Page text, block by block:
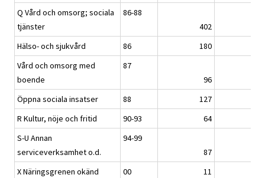
Q Vård och omsorg; sociala
tjänster
86-88
402
Hälso- och sjukvård
86 180
Vård och omsorg med
boende
87
96
Öppna sociala insatser
88 127
R Kultur, nöje och fritid
90-93 64
S-U Annan
serviceverksamhet o.d.
94-99
87
X Näringsgrenen okänd
00 11